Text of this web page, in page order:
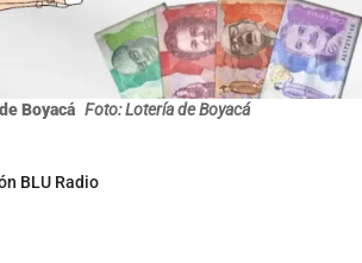
Boyacá Foto: Lotería de Boyacá
BLU Radio